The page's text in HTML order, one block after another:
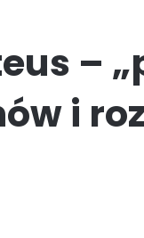
–
i